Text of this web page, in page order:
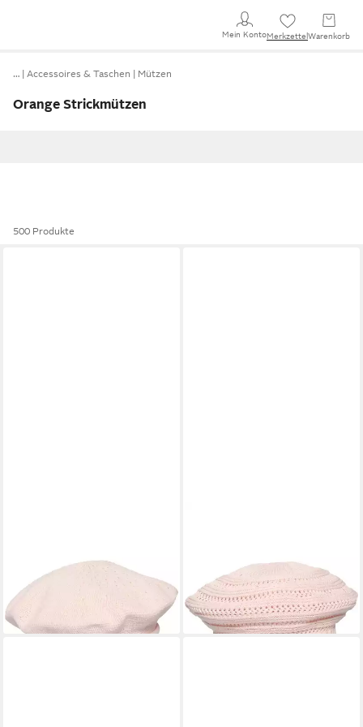
Mein KontoMerkzettel Warenkorb
… Accessoires & Taschen Mützen
Orange Strickmützen
500 Produkte
29,95 €
lieferbar - in 2-3 Werktagen bei dir
39,95 €
lieferbar - in 2-3 Werktagen bei dir
+4